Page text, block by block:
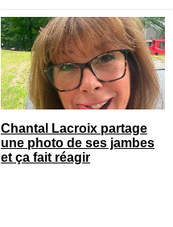
Chantal Lacroix partage
une photo de ses jambes
et ça fait réagir